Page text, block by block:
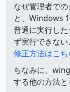
なぜ管理者で
と、Windows
普通に実行し
ず実行できな
修正方法はこち
ちなみに、
する他の方法と